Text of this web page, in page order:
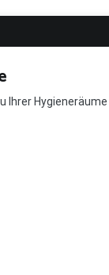
Ihrer